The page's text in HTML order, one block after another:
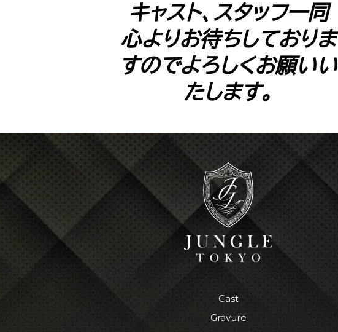
キャスト、スタッフ一同
心よりお待ちしておりま
すのでよろしくお願いい
たします。
Cast
Gravure